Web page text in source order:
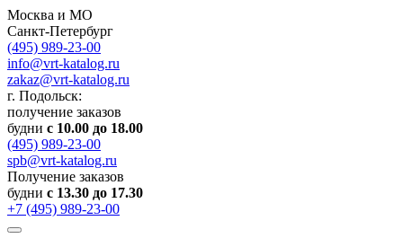
Москва и МО
Санкт-Петербург
(495) 989-23-00
info@vrt-katalog.ru
zakaz@vrt-katalog.ru
г. Подольск:
получение заказов
будни с 10.00 до 18.00
(495) 989-23-00
spb@vrt-katalog.ru
Получение заказов
будни с 13.30 до 17.30
+7 (495) 989-23-00